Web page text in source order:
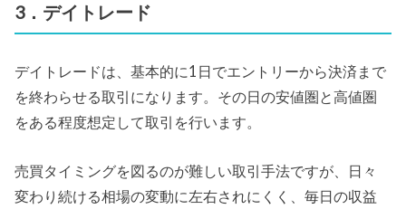
3．デイトレード
デイトレードは、基本的に1日でエントリーから決済まで
を終わらせる取引になります。その日の安値圏と高値圏
をある程度想定して取引を行います。
売買タイミングを図るのが難しい取引手法ですが、日々
変わり続ける相場の変動に左右されにくく、毎日の収益